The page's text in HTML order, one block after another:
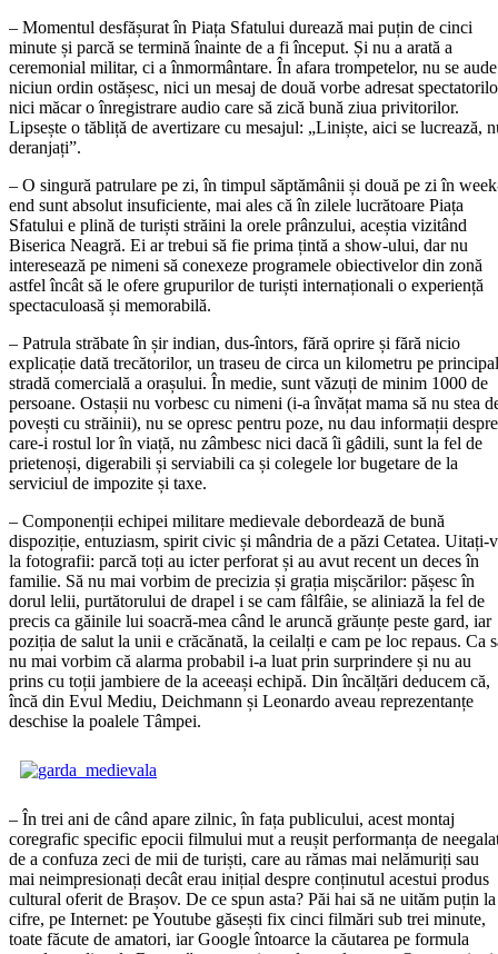
– Momentul desfășurat în Piața Sfatului durează mai puțin de cinci
minute și parcă se termină înainte de a fi început. Și nu a arată a
ceremonial militar, ci a înmormântare. În afara trompetelor, nu se aude
niciun ordin ostășesc, nici un mesaj de două vorbe adresat
nici măcar o înregistrare audio care să zică bună ziua privitorilor.
Lipsește o tăbliță de avertizare cu mesajul: „Liniște, aici se lucrează,
deranjați”.
– O singură patrulare pe zi, în timpul săptămânii și două pe zi în
end sunt absolut insuficiente, mai ales că în zilele lucrătoare Piața
Sfatului e plină de turiști străini la orele prânzului, aceștia vizitând
Biserica Neagră. Ei ar trebui să fie prima țintă a show-ului, dar nu
interesează pe nimeni să conexeze programele obiectivelor din zonă
astfel încât să le ofere grupurilor de turiști internaționali o experiență
spectaculoasă și memorabilă.
– Patrula străbate în șir indian, dus-întors, fără oprire și fără nicio
explicație dată trecătorilor, un traseu de circa un kilometru pe
stradă comercială a orașului. În medie, sunt văzuți de minim 1000 de
persoane. Ostașii nu vorbesc cu nimeni (i-a învățat mama să nu stea
povești cu străinii), nu se opresc pentru poze, nu dau informații despre
care-i rostul lor în viață, nu zâmbesc nici dacă îi gâdili, sunt la fel de
prietenoși, digerabili și serviabili ca și colegele lor bugetare de la
serviciul de impozite și taxe.
– Componenții echipei militare medievale debordează de bună
dispoziție, entuziasm, spirit civic și mândria de a păzi Cetatea. Uitați-
la fotografii: parcă toți au icter perforat și au avut recent un deces în
familie. Să nu mai vorbim de precizia și grația mișcărilor: pășesc în
dorul lelii, purtătorului de drapel i se cam fâlfâie, se aliniază la fel de
precis ca găinile lui soacră-mea când le aruncă grăunțe peste gard, iar
poziția de salut la unii e crăcănată, la ceilalți e cam pe loc repaus. Ca
nu mai vorbim că alarma probabil i-a luat prin surprindere și nu au
prins cu toții jambiere de la aceeași echipă. Din încălțări deducem că,
încă din Evul Mediu, Deichmann și Leonardo aveau reprezentanțe
deschise la poalele Tâmpei.
– În trei ani de când apare zilnic, în fața publicului, acest montaj
coregrafic specific epocii filmului mut a reușit performanța de
de a confuza zeci de mii de turiști, care au rămas mai nelămuriți sau
mai neimpresionați decât erau inițial despre conținutul acestui produs
cultural oferit de Brașov. De ce spun asta? Păi hai să ne uităm puțin la
cifre, pe Internet: pe Youtube găsești fix cinci filmări sub trei minute,
toate făcute de amatori, iar Google întoarce la căutarea pe formula